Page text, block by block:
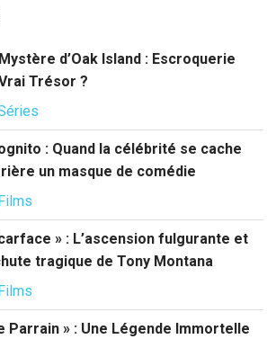
d’Oak Island : Escroquerie
Trésor ?
: Quand la célébrité se cache
un masque de comédie
Films
» : L’ascension fulgurante et
tragique de Tony Montana
Films
Parrain » : Une Légende Immortelle